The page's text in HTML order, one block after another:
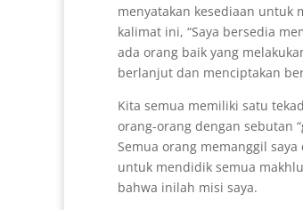
menyatakan kesediaan untuk
kalimat ini, “Saya bersedia
ada orang baik yang
berlanjut dan menciptakan
Kita semua memiliki satu
orang-orang dengan sebutan
Semua orang memanggil
untuk mendidik semua
bahwa inilah misi saya.